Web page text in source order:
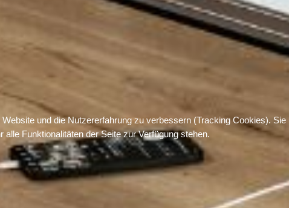
und die Nutzererfahrung zu verbessern (Tracking Cookies). Sie
Funktionalitäten der Seite zur Verfügung stehen.